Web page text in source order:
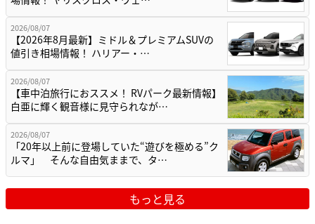
2026/08/07
【2026年8月最新】ミドル＆プレミアムSUVの
値引き相場情報！ ハリアー・…
2026/08/07
【車中泊旅行におススメ！ RVパーク最新情報】
白亜に輝く観音様に見守られなが…
2026/08/07
「20年以上前に登場していた“遊びを極める”ク
ルマ」 そんな自由気ままで、タ…
もっと見る